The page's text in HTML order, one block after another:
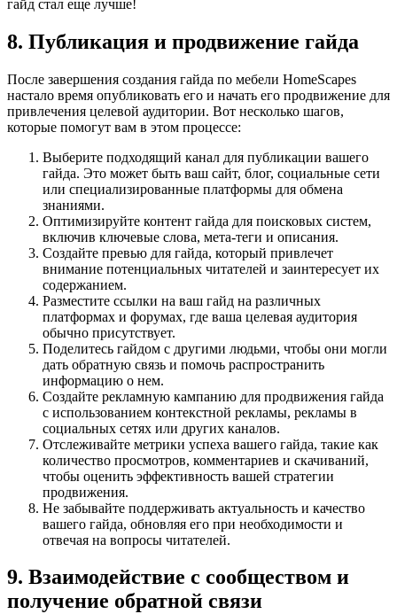
гайд стал еще лучше!
8. Публикация и продвижение гайда
После завершения создания гайда по мебели HomeScapes
настало время опубликовать его и начать его продвижение для
привлечения целевой аудитории. Вот несколько шагов,
которые помогут вам в этом процессе:
Выберите подходящий канал для публикации вашего
гайда. Это может быть ваш сайт, блог, социальные сети
или специализированные платформы для обмена
знаниями.
Оптимизируйте контент гайда для поисковых систем,
включив ключевые слова, мета-теги и описания.
Создайте превью для гайда, который привлечет
внимание потенциальных читателей и заинтересует их
содержанием.
Разместите ссылки на ваш гайд на различных
платформах и форумах, где ваша целевая аудитория
обычно присутствует.
Поделитесь гайдом с другими людьми, чтобы они могли
дать обратную связь и помочь распространить
информацию о нем.
Создайте рекламную кампанию для продвижения гайда
с использованием контекстной рекламы, рекламы в
социальных сетях или других каналов.
Отслеживайте метрики успеха вашего гайда, такие как
количество просмотров, комментариев и скачиваний,
чтобы оценить эффективность вашей стратегии
продвижения.
Не забывайте поддерживать актуальность и качество
вашего гайда, обновляя его при необходимости и
отвечая на вопросы читателей.
9. Взаимодействие с сообществом и
получение обратной связи